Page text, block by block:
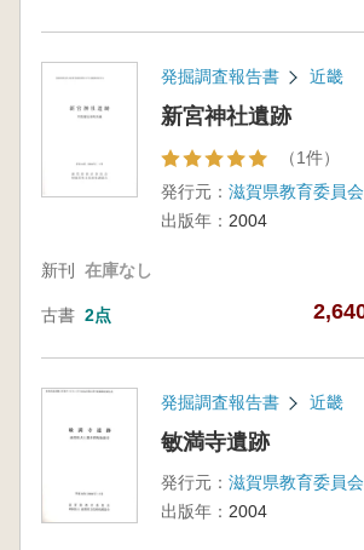
発掘調査報告書 近畿
新宮神社遺跡
（1件）
発行元：
出版年： 2004
新刊 在庫なし
古書 2点
発掘調査報告書 近畿
敏満寺遺跡
発行元：
出版年： 2004